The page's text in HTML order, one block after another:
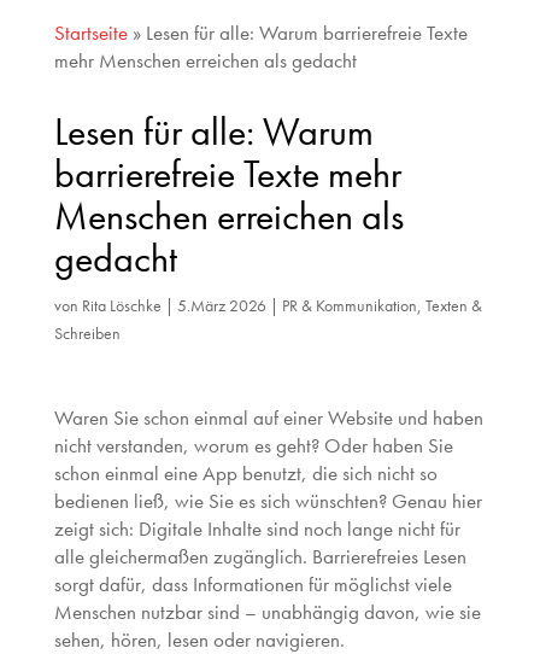
Startseite» Lesen für alle: Warum barrierefreie Texte
mehr Menschen erreichen als gedacht
Lesen für alle: Warum
barrierefreie Texte mehr
Menschen erreichen als
gedacht
von Rita Löschke | 5.März 2026 | PR & Kommunikation, Texten &
Schreiben
Waren Sie schon einmal auf einer Website und haben
nicht verstanden, worum es geht? Oder haben Sie
schon einmal eine App benutzt, die sich nicht so
bedienen ließ, wie Sie es sich wünschten? Genau hier
zeigt sich: Digitale Inhalte sind noch lange nicht für
alle gleichermaßen zugänglich. Barrierefreies Lesen
sorgt dafür, dass Informationen für möglichst viele
Menschen nutzbar sind – unabhängig davon, wie sie
sehen, hören, lesen oder navigieren.